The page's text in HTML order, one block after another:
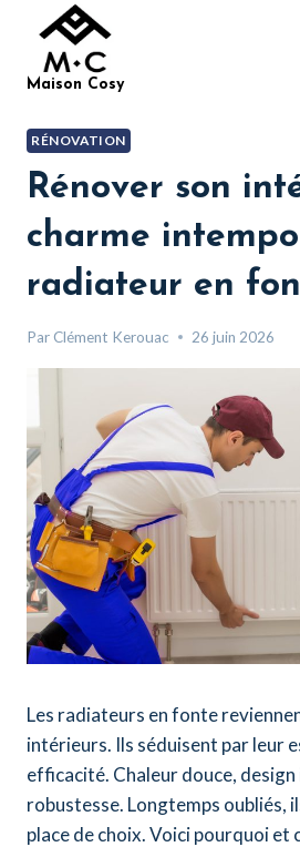
contenu
Maison Cosy
RÉNOVATION
Rénover son
charme
radiateur en
Par Clément Kerouac 26 juin 2026
Les radiateurs en fonte
intérieurs. Ils séduisent par leur
efficacité. Chaleur douce,
robustesse. Longtemps oubliés,
place de choix. Voici pourquoi et